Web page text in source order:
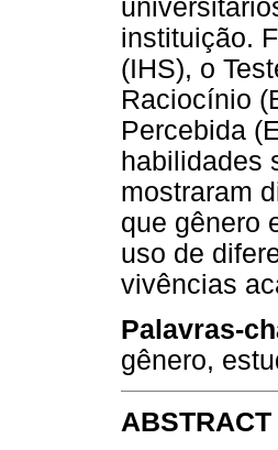
instituição.
(IHS), o
Raciocínio
Percebida
habilidades
mostraram
que gênero
uso de
vivências
Palavras-
gênero,
ABSTRACT